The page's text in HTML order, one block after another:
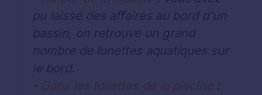
pu laissé des affaires au bord d'un
bassin, on retrouve un grand
nombre de lunettes aquatiques sur
le bord.
- Dans les toilettes de la piscine :